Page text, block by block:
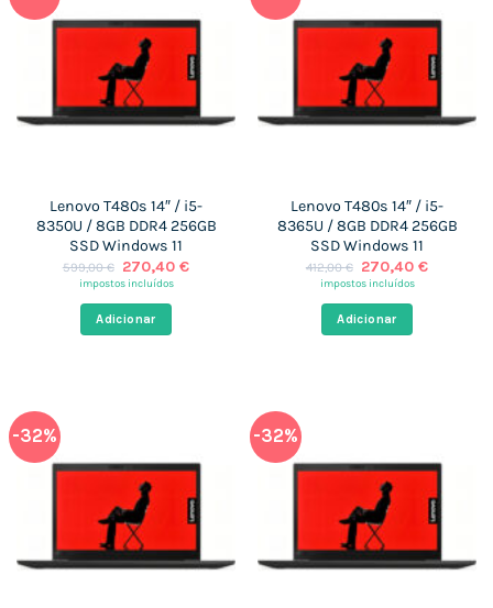
Lenovo T480s 14″ / i5-
8350U / 8GB DDR4 256GB
SSD Windows 11
599,00€ O
preço
era:
599,00 €.
270,40€O
impostos incluídos
Adicionar
Lenovo T480s 14″ / i5-
8365U / 8GB DDR4 256GB
SSD Windows 11
412,00€ O
preço
era:
412,00 €.
270,40€O
impostos incluídos
Adicionar
-32% -32%